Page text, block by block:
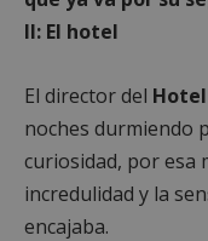
II: El hotel
El director del
noches durmiendo
curiosidad, por esa
incredulidad y la
encajaba.